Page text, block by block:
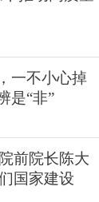
一不小心掉
是“非”
前院长陈大
国家建设